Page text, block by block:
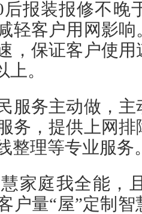
后报装报修不晚
轻客户用网影
，保证客户使
。
服务主动做，
务，提供上网
整理等专业服务
家庭我全能，
户量“屋”定制